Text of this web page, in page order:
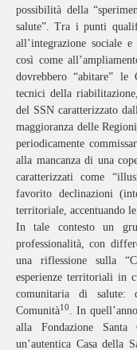
possibilità della
salute”. Tra i punti
all’integrazione sociale
così come
dovrebbero “abitare” le
tecnici della
del SSN caratterizzato
maggioranza delle
periodicamente
alla mancanza di una
caratterizzati come
favorito declinazioni
territoriale, accentuando
In tale contesto un
professionalità, con
una riflessione sulla
esperienze territoriali in
comunitaria di salute:
Comunità10
. In
alla Fondazione
un’autentica Casa